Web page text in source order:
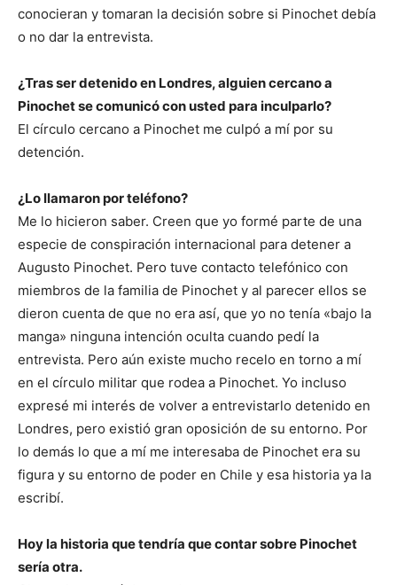
conocieran y tomaran la decisión sobre si Pinochet debía
o no dar la entrevista.
¿Tras ser detenido en Londres, alguien cercano a
Pinochet se comunicó con usted para inculparlo?
El círculo cercano a Pinochet me culpó a mí por su
detención.
¿Lo llamaron por teléfono?
Me lo hicieron saber. Creen que yo formé parte de una
especie de conspiración internacional para detener a
Augusto Pinochet. Pero tuve contacto telefónico con
miembros de la familia de Pinochet y al parecer ellos se
dieron cuenta de que no era así, que yo no tenía «bajo la
manga» ninguna intención oculta cuando pedí la
entrevista. Pero aún existe mucho recelo en torno a mí
en el círculo militar que rodea a Pinochet. Yo incluso
expresé mi interés de volver a entrevistarlo detenido en
Londres, pero existió gran oposición de su entorno. Por
lo demás lo que a mí me interesaba de Pinochet era su
figura y su entorno de poder en Chile y esa historia ya la
escribí.
Hoy la historia que tendría que contar sobre Pinochet
sería otra.